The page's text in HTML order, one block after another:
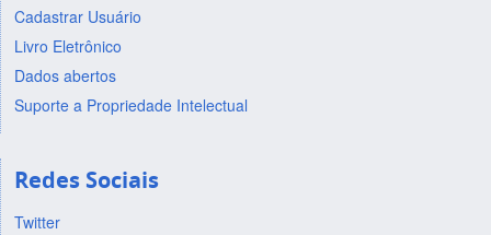
Cadastrar Usuário
Livro Eletrônico
Dados abertos
Suporte a Propriedade Intelectual
Redes Sociais
Twitter